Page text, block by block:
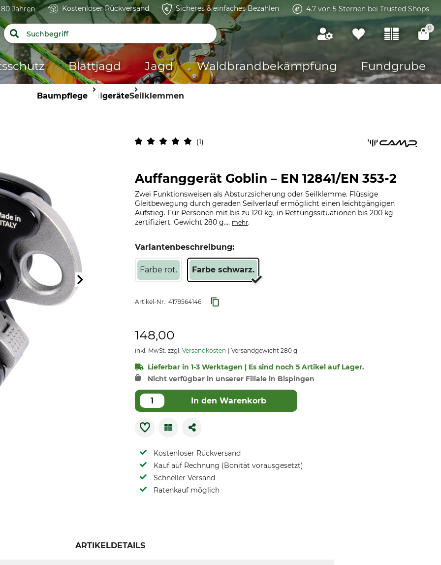
Jahren Kostenloser Rückversand Sicheres & einfaches Bezahlen 4.7 von 5 Sternen bei Trusted Shops
0
Blattjagd Jagd Waldbrandbekämpfung Fundgrube
BaumpflegeSeilgeräteSeilklemmen
1
Auffanggerät Goblin – EN 12841/EN 353-2
Zwei Funktionsweisen als Absturzsicherung oder Seilklemme. Flüssige
Gleitbewegung durch geraden Seilverlauf ermöglicht einen leichtgängigen
Aufstieg. Für Personen mit bis zu 120 kg, in Rettungssituationen bis 200 kg
zertifiziert. Gewicht 280 g.... mehr.
Variantenbeschreibung:
Farbe rot. Farbe schwarz.
Artikel-Nr.: 4179564146
148,00
inkl. MwSt. zzgl. Versandkosten Versandgewicht 280 g
Lieferbar in 1-3 Werktagen | Es sind noch 5 Artikel auf Lager.
Nicht verfügbar in unserer Filiale in Bispingen
In den Warenkorb
Kostenloser Rückversand
Kauf auf Rechnung (Bonität vorausgesetzt)
Schneller Versand
Ratenkauf möglich
ARTIKELDETAILS